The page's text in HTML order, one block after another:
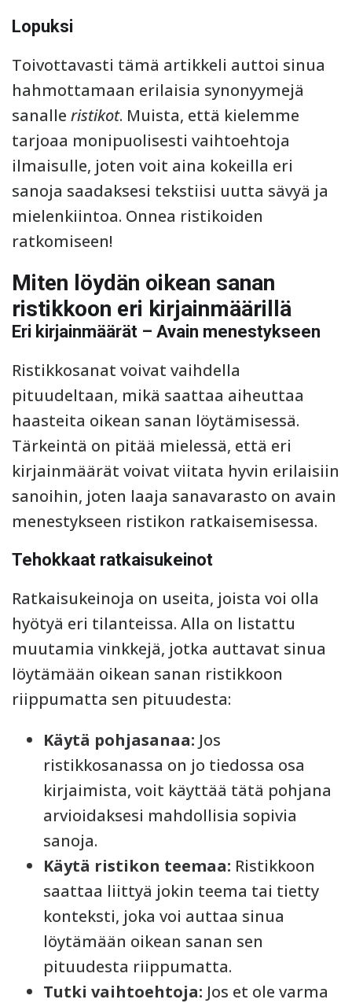
Lopuksi
Toivottavasti tämä artikkeli auttoi sinua
hahmottamaan erilaisia synonyymejä
sanalle ristikot. Muista, että kielemme
tarjoaa monipuolisesti vaihtoehtoja
ilmaisulle, joten voit aina kokeilla eri
sanoja saadaksesi tekstiisi uutta sävyä ja
mielenkiintoa. Onnea ristikoiden
ratkomiseen!
Miten löydän oikean sanan
ristikkoon eri kirjainmäärillä
Eri kirjainmäärät – Avain menestykseen
Ristikkosanat voivat vaihdella
pituudeltaan, mikä saattaa aiheuttaa
haasteita oikean sanan löytämisessä.
Tärkeintä on pitää mielessä, että eri
kirjainmäärät voivat viitata hyvin erilaisiin
sanoihin, joten laaja sanavarasto on avain
menestykseen ristikon ratkaisemisessa.
Tehokkaat ratkaisukeinot
Ratkaisukeinoja on useita, joista voi olla
hyötyä eri tilanteissa. Alla on listattu
muutamia vinkkejä, jotka auttavat sinua
löytämään oikean sanan ristikkoon
riippumatta sen pituudesta:
Käytä pohjasanaa: Jos
ristikkosanassa on jo tiedossa osa
kirjaimista, voit käyttää tätä pohjana
arvioidaksesi mahdollisia sopivia
sanoja.
Käytä ristikon teemaa: Ristikkoon
saattaa liittyä jokin teema tai tietty
konteksti, joka voi auttaa sinua
löytämään oikean sanan sen
pituudesta riippumatta.
Tutki vaihtoehtoja: Jos et ole varma